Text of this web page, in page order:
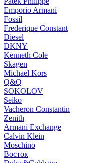
Emporio Armani
Fossil
Frederique Constant
Diesel
DKNY
Kenneth Cole
Skagen
Michael Kors
Q&Q
SOKOLOV
Seiko
Vacheron Constantin
Zenith
Armani Exchange
Calvin Klein
Moschino
Восток